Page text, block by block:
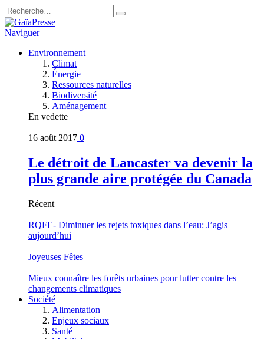
Naviguer
Environnement
Climat
Énergie
Ressources naturelles
Biodiversité
Aménagement
En vedette
16 août 2017 0
Le détroit de Lancaster va devenir la
plus grande aire protégée du Canada
Récent
RQFE- Diminuer les rejets toxiques dans l’eau: J’agis
aujourd’hui
Joyeuses Fêtes
Mieux connaître les forêts urbaines pour lutter contre les
changements climatiques
Société
Alimentation
Enjeux sociaux
Santé